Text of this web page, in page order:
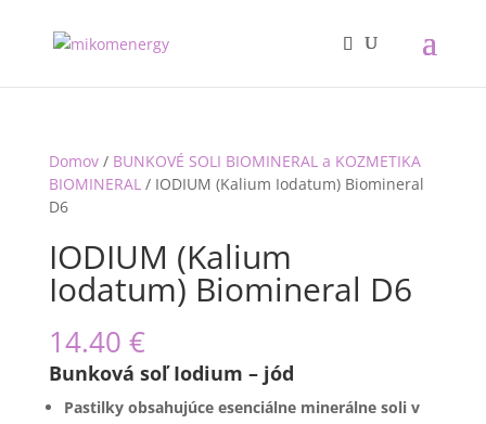
Domov/ BUNKOVÉ SOLI BIOMINERAL a KOZMETIKA
BIOMINERAL/ IODIUM (Kalium Iodatum) Biomineral
D6
IODIUM (Kalium
Iodatum) Biomineral D6
14.40 €
Bunková soľ Iodium – jód
Pastilky obsahujúce esenciálne minerálne soli v